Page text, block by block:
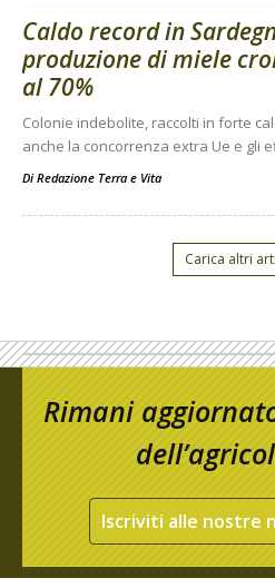
Caldo record in
produzione di miele
al 70%
Colonie indebolite, raccolti in forte
anche la concorrenza extra Ue e gli
Di Redazione Terra e Vita
Carica altri
Rimani
Iscriviti alle nostre